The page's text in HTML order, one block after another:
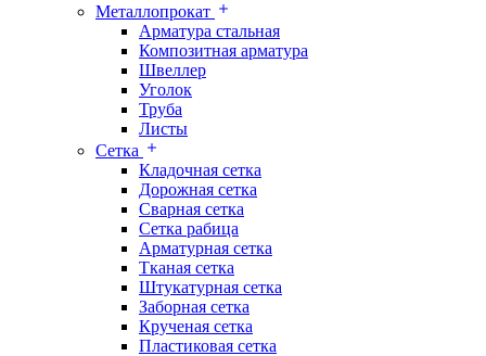
Металлопрокат
Арматура стальная
Композитная арматура
Швеллер
Уголок
Труба
Листы
Сетка
Кладочная сетка
Дорожная сетка
Сварная сетка
Сетка рабица
Арматурная сетка
Тканая сетка
Штукатурная сетка
Заборная сетка
Крученая сетка
Пластиковая сетка